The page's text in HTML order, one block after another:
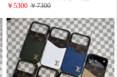
コンパクト 便利 携帯 綺麗 DIOR
ドゥ ジュイ エンブロイダリー レ
ザー おしゃれ Galaxy s25/s24/s23
スマホケース レデイース ブラン
ド 通販
￥5300￥7300